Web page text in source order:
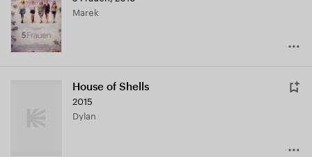
Marek
House of Shells
2015
Dylan